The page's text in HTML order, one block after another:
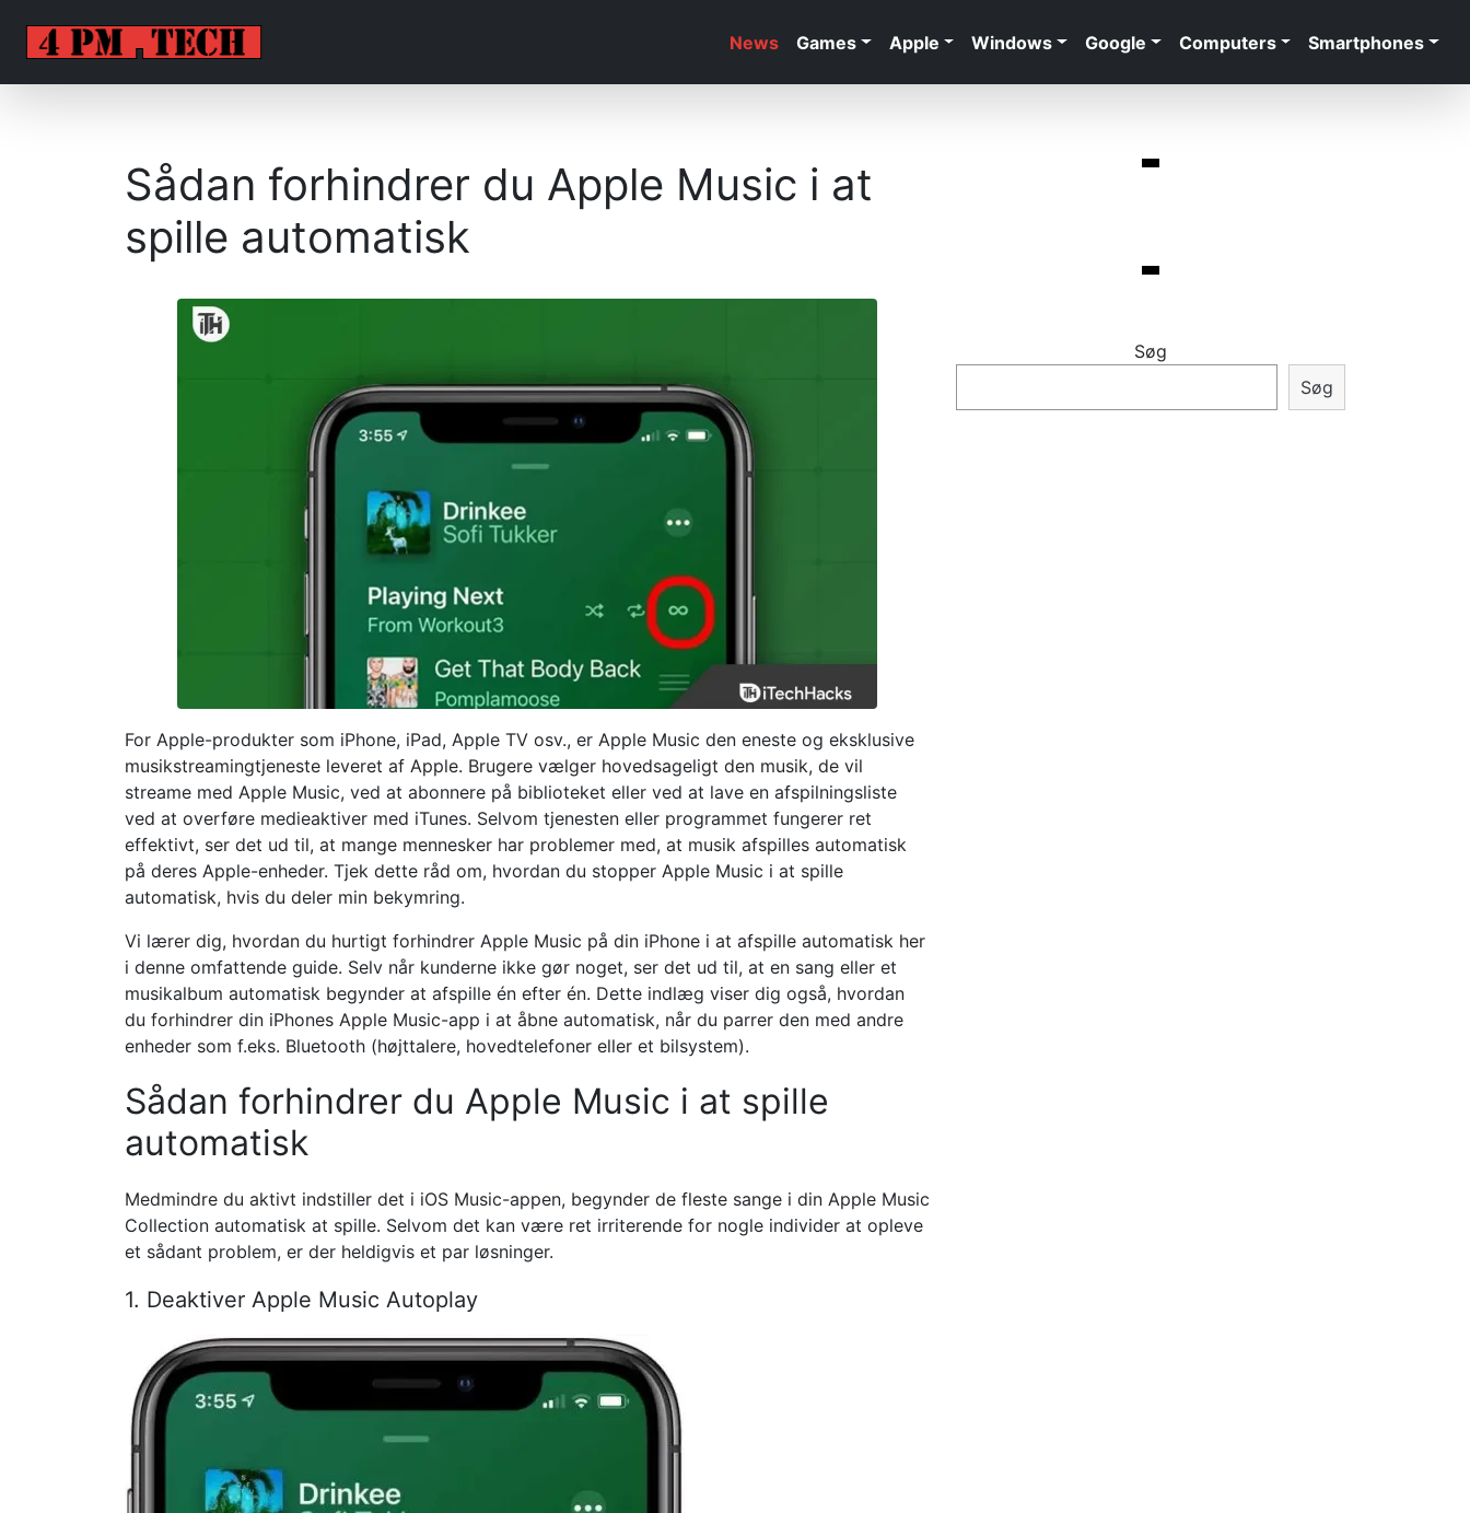
News Games Apple Windows Google Computers Smartphones
Sådan forhindrer du Apple Music i at
spille automatisk
For Apple-produkter som iPhone, iPad, Apple TV osv., er Apple Music den eneste og eksklusive
musikstreamingtjeneste leveret af Apple. Brugere vælger hovedsageligt den musik, de vil
streame med Apple Music, ved at abonnere på biblioteket eller ved at lave en afspilningsliste
ved at overføre medieaktiver med iTunes. Selvom tjenesten eller programmet fungerer ret
effektivt, ser det ud til, at mange mennesker har problemer med, at musik afspilles automatisk
på deres Apple-enheder. Tjek dette råd om, hvordan du stopper Apple Music i at spille
automatisk, hvis du deler min bekymring.
Vi lærer dig, hvordan du hurtigt forhindrer Apple Music på din iPhone i at afspille automatisk her
i denne omfattende guide. Selv når kunderne ikke gør noget, ser det ud til, at en sang eller et
musikalbum automatisk begynder at afspille én efter én. Dette indlæg viser dig også, hvordan
du forhindrer din iPhones Apple Music-app i at åbne automatisk, når du parrer den med andre
enheder som f.eks. Bluetooth (højttalere, hovedtelefoner eller et bilsystem).
Sådan forhindrer du Apple Music i at spille
automatisk
Medmindre du aktivt indstiller det i iOS Music-appen, begynder de fleste sange i din Apple Music
Collection automatisk at spille. Selvom det kan være ret irriterende for nogle individer at opleve
et sådant problem, er der heldigvis et par løsninger.
1. Deaktiver Apple Music Autoplay
Søg
Søg